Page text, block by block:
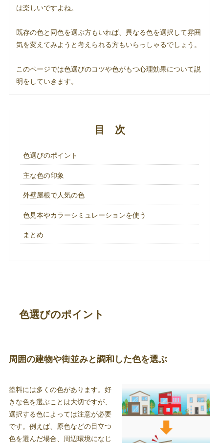
は楽しいですよね。
既存の色と同色を選ぶ方もいれば、異なる色を選択して雰囲
気を変えてみようと考えられる方もいらっしゃるでしょう。
このページでは色選びのコツや色がもつ心理効果について説
明をしていきます。
目 次
色選びのポイント
主な色の印象
外壁屋根で人気の色
色見本やカラーシミュレーションを使う
まとめ
色選びのポイント
周囲の建物や街並みと調和した色を選ぶ
塗料には多くの色があります。好
きな色を選ぶことは大切ですが、
選択する色によっては注意が必要
です。例えば、原色などの目立つ
色を選んだ場合、周辺環境になじ